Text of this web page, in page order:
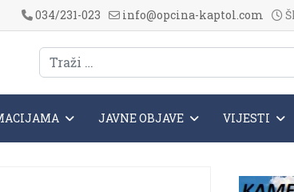
034/231-023 info@opcina-kaptol.com
JAVNE OBJAVE VIJESTI